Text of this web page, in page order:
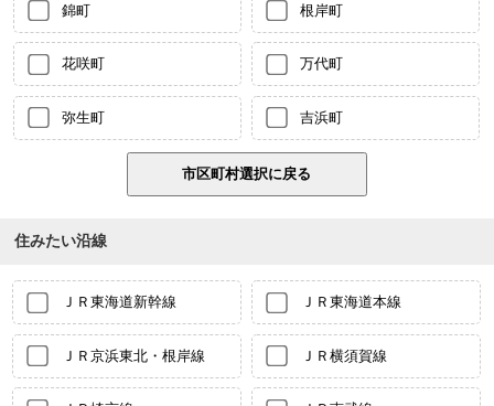
錦町 根岸町
花咲町 万代町
弥生町 吉浜町
住みたい沿線
ＪＲ東海道新幹線 ＪＲ東海道本線
ＪＲ京浜東北・根岸線 ＪＲ横須賀線